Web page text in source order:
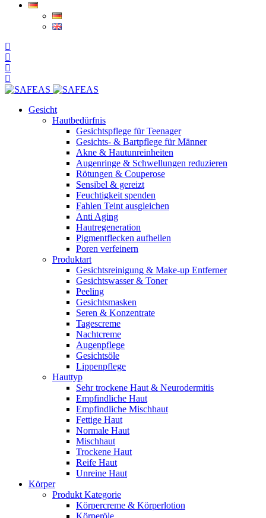
Gesicht
Hautbedürfnis
Gesichtspflege für Teenager
Gesichts- & Bartpflege für Männer
Akne & Hautunreinheiten
Augenringe & Schwellungen reduzieren
Rötungen & Couperose
Sensibel & gereizt
Feuchtigkeit spenden
Fahlen Teint ausgleichen
Anti Aging
Hautregeneration
Pigmentflecken aufhellen
Poren verfeinern
Produktart
Gesichtsreinigung & Make-up Entferner
Gesichtswasser & Toner
Peeling
Gesichtsmasken
Seren & Konzentrate
Tagescreme
Nachtcreme
Augenpflege
Gesichtsöle
Lippenpflege
Hauttyp
Sehr trockene Haut & Neurodermitis
Empfindliche Haut
Empfindliche Mischhaut
Fettige Haut
Normale Haut
Mischhaut
Trockene Haut
Reife Haut
Unreine Haut
Körper
Produkt Kategorie
Körpercreme & Körperlotion
Körperöle